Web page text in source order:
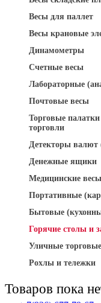
Весы для паллет
Весы крановые
Динамометры
Счетные весы
Лабораторные
Почтовые весы
Торговые
торговли
Детекторы валют
Денежные ящики
Медицинские
Портативные
Бытовые
Горячие столы и
Уличные
Рохлы и тележки
Товаров пока